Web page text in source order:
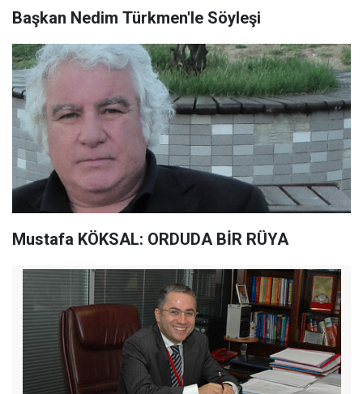
Başkan Nedim Türkmen'le Söyleşi
Mustafa KÖKSAL: ORDUDA BİR RÜYA